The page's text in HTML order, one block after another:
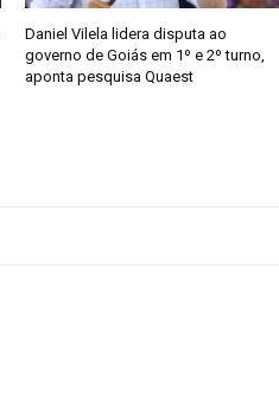
Daniel Vilela lidera disputa ao
governo de Goiás em 1º e 2º turno,
aponta pesquisa Quaest